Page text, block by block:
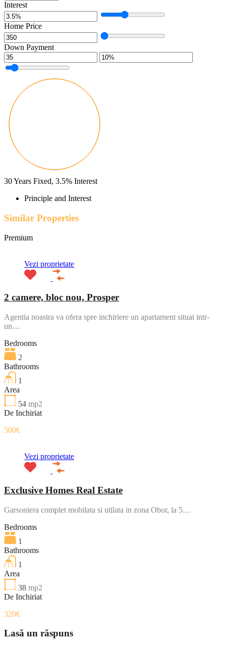
Interest
Home Price
Down Payment
30Years Fixed, 3.5% Interest
Principle and Interest
Similar Properties
Premium
Vezi proprietate
2 camere, bloc nou, Prosper
Agentia noastra va ofera spre inchiriere un apartament situat intr-
un…
Bedrooms
2
Bathrooms
1
Area
54 mp2
De Inchiriat
500€
Vezi proprietate
Exclusive Homes Real Estate
Garsoniera complet mobilata si utilata in zona Obor, la 5…
Bedrooms
1
Bathrooms
1
Area
38 mp2
De Inchiriat
320€
Lasă un răspuns